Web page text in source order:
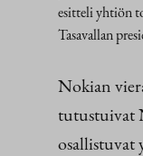
esitteli yhtiön
Tasavallan
Nokian
tutustuivat
osallistuvat